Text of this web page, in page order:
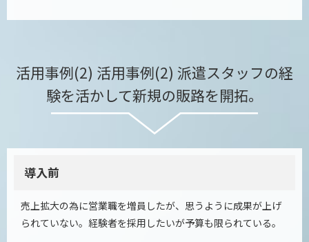
活用事例(2) 活用事例(2) 派遣スタッフの経
験を活かして新規の販路を開拓。
導入前
売上拡大の為に営業職を増員したが、思うように成果が上げ
られていない。経験者を採用したいが予算も限られている。